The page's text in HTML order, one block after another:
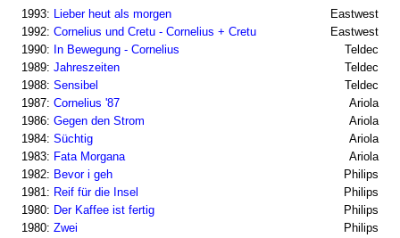
1993: Lieber heut als morgen
Eastwest
1992: Cornelius und Cretu - Cornelius + Cretu
Eastwest
1990: In Bewegung - Cornelius
Teldec
1989: Jahreszeiten
Teldec
1988: Sensibel
Teldec
1987: Cornelius '87
Ariola
1986: Gegen den Strom
Ariola
1984: Süchtig
Ariola
1983: Fata Morgana
Ariola
1982: Bevor i geh
Philips
1981: Reif für die Insel
Philips
1980: Der Kaffee ist fertig
Philips
1980: Zwei
Philips